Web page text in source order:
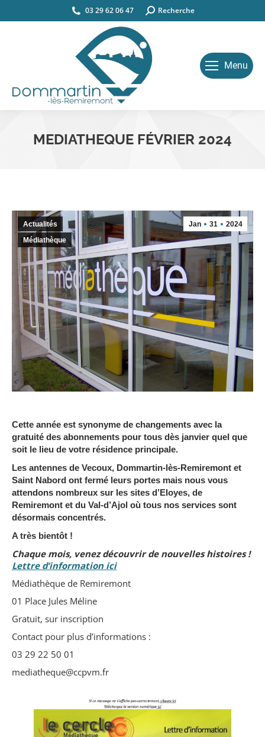
03 29 62 06 47 Search:Recherche
Menu
MEDIATHEQUE FÉVRIER 2024
Jan 31 2024
Actualités
Médiathèque
Cette année est synonyme de changements avec la
gratuité des abonnements pour tous dès janvier quel que
soit le lieu de votre résidence principale.
Les antennes de Vecoux, Dommartin-lès-Remiremont et
Saint Nabord ont fermé leurs portes mais nous vous
attendons nombreux sur les sites d’Eloyes, de
Remiremont et du Val-d’Ajol où tous nos services sont
désormais concentrés.
A très bientôt !
Chaque mois, venez découvrir de nouvelles histoires !
Lettre d’information ici
Médiathèque de Remiremont
01 Place Jules Méline
Gratuit, sur inscription
Contact pour plus d’informations :
03 29 22 50 01
mediatheque@ccpvm.fr